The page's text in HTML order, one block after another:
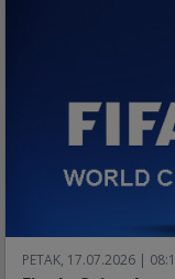
PETAK, 17.07.2026 |